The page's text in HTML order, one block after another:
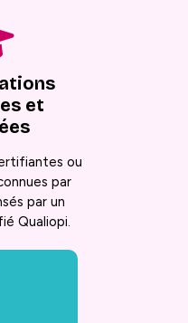
et
ou
par
par un
Qualiopi.